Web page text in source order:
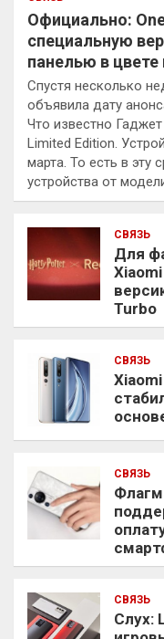
Официально:
специальную
панелью в
Спустя несколько
объявила дату
Что известно
Limited Edition.
марта. То есть в эту
устройства от
СВЯЗЬ
Для
Turbo
СВЯЗЬ
СВЯЗЬ
СВЯЗЬ
Слух: